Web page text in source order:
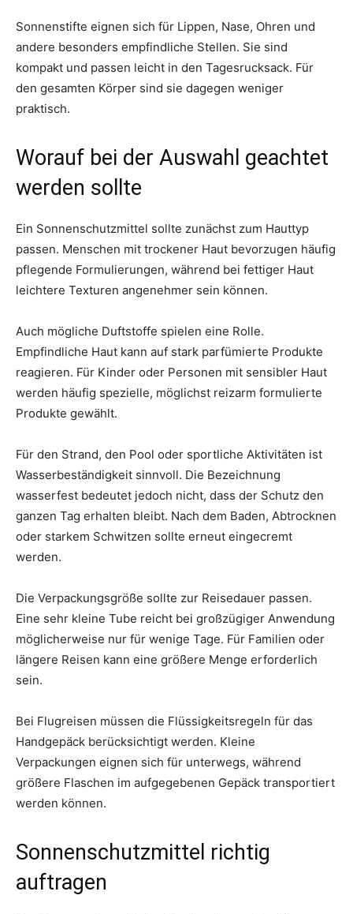
Sonnenstifte eignen sich für Lippen, Nase, Ohren und
andere besonders empfindliche Stellen. Sie sind
kompakt und passen leicht in den Tagesrucksack. Für
den gesamten Körper sind sie dagegen weniger
praktisch.
Worauf bei der Auswahl geachtet
werden sollte
Ein Sonnenschutzmittel sollte zunächst zum Hauttyp
passen. Menschen mit trockener Haut bevorzugen häufig
pflegende Formulierungen, während bei fettiger Haut
leichtere Texturen angenehmer sein können.
Auch mögliche Duftstoffe spielen eine Rolle.
Empfindliche Haut kann auf stark parfümierte Produkte
reagieren. Für Kinder oder Personen mit sensibler Haut
werden häufig spezielle, möglichst reizarm formulierte
Produkte gewählt.
Für den Strand, den Pool oder sportliche Aktivitäten ist
Wasserbeständigkeit sinnvoll. Die Bezeichnung
wasserfest bedeutet jedoch nicht, dass der Schutz den
ganzen Tag erhalten bleibt. Nach dem Baden, Abtrocknen
oder starkem Schwitzen sollte erneut eingecremt
werden.
Die Verpackungsgröße sollte zur Reisedauer passen.
Eine sehr kleine Tube reicht bei großzügiger Anwendung
möglicherweise nur für wenige Tage. Für Familien oder
längere Reisen kann eine größere Menge erforderlich
sein.
Bei Flugreisen müssen die Flüssigkeitsregeln für das
Handgepäck berücksichtigt werden. Kleine
Verpackungen eignen sich für unterwegs, während
größere Flaschen im aufgegebenen Gepäck transportiert
werden können.
Sonnenschutzmittel richtig
auftragen